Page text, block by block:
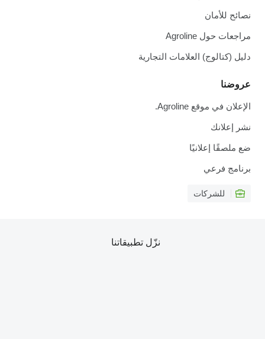
نصائح للأمان
مراجعات حول Agroline
دليل (كتالوج) العلامات التجارية
عروضنا
الإعلان في موقع Agroline.
نشر إعلانك
ضع ملصقًا إعلانيًا
برنامج فرعي
للشركات
نزّل تطبيقاتنا